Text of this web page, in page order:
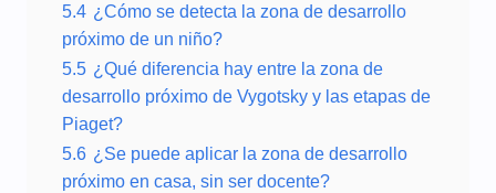
5.4 ¿Cómo se detecta la zona de desarrollo
próximo de un niño?
5.5 ¿Qué diferencia hay entre la zona de
desarrollo próximo de Vygotsky y las etapas de
Piaget?
5.6 ¿Se puede aplicar la zona de desarrollo
próximo en casa, sin ser docente?